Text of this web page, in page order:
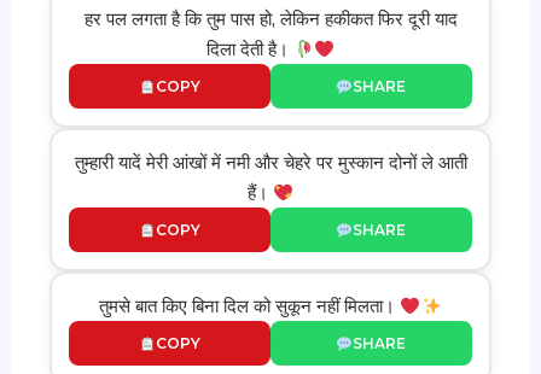
हर पल लगता है कि तुम पास हो, लेकिन हकीकत फिर दूरी याद
दिला देती है।
COPY SHARE
तुम्हारी यादें मेरी आंखों में नमी और चेहरे पर मुस्कान दोनों ले आती
हैं।
COPY SHARE
तुमसे बात किए बिना दिल को सुकून नहीं मिलता।
COPY SHARE